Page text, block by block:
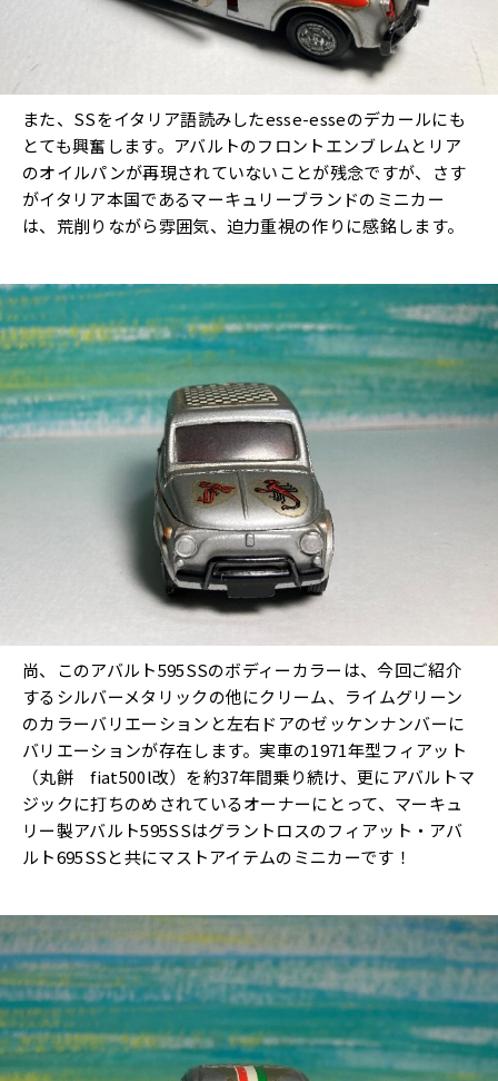
また、SSをイタリア語読みしたesse-esseのデカールにも
とても興奮します。アバルトのフロントエンブレムとリア
のオイルパンが再現されていないことが残念ですが、さす
がイタリア本国であるマーキュリーブランドのミニカー
は、荒削りながら雰囲気、迫力重視の作りに感銘します。
尚、このアバルト595SSのボディーカラーは、今回ご紹介
するシルバーメタリックの他にクリーム、ライムグリーン
のカラーバリエーションと左右ドアのゼッケンナンバーに
バリエーションが存在します。実車の1971年型フィアット
（丸餅 fiat500l改）を約37年間乗り続け、更にアバルトマ
ジックに打ちのめされているオーナーにとって、マーキュ
リー製アバルト595SSはグラントロスのフィアット・アバ
ルト695SSと共にマストアイテムのミニカーです！